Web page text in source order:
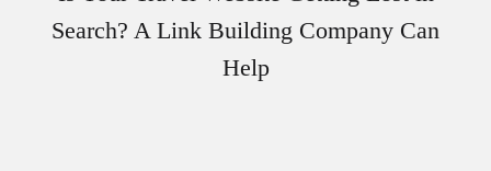
Search? A Link Building Company Can
Help